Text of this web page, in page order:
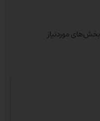
بخش‌های موردنیاز